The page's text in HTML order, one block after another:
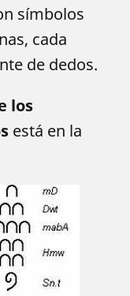
símbolos
cada
de dedos.
los
está en la